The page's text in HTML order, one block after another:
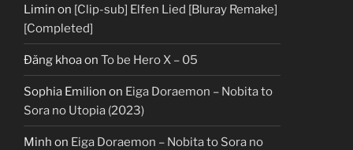
Limin on [Clip-sub] Elfen Lied [Bluray Remake]
[Completed]
Đăng khoaon To be Hero X – 05
Sophia Emilion on Eiga Doraemon – Nobita to
Sora no Utopia (2023)
Minh on Eiga Doraemon – Nobita to Sora no